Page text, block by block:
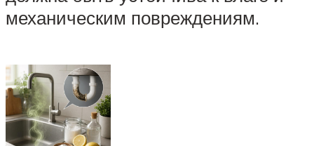
механическим повреждениям.